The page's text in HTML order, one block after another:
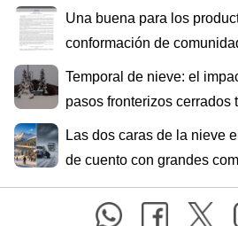
Una buena para los
conformación de
Temporal de nieve: el
pasos fronterizos cerrados
Las dos caras de la nieve
de cuento con grandes